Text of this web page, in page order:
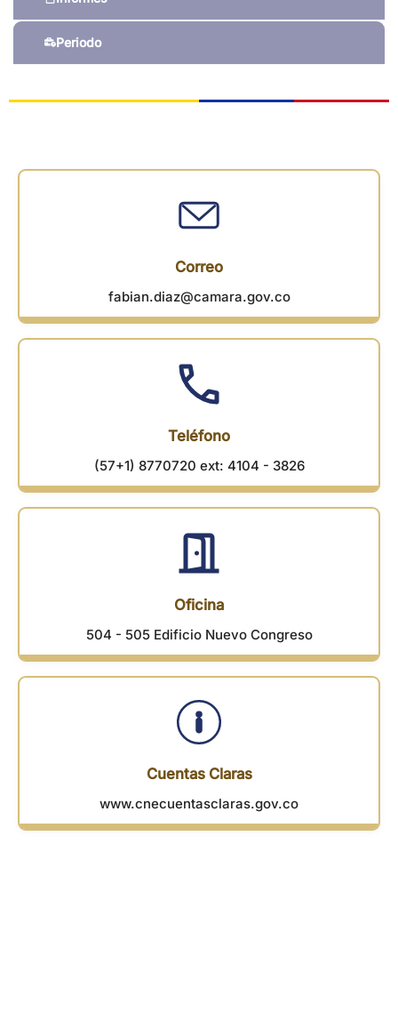
Periodo
Correo
fabian.diaz@camara.gov.co
Teléfono
(57+1) 8770720 ext: 4104 - 3826
Oficina
504 - 505 Edificio Nuevo Congreso
Cuentas Claras
www.cnecuentasclaras.gov.co